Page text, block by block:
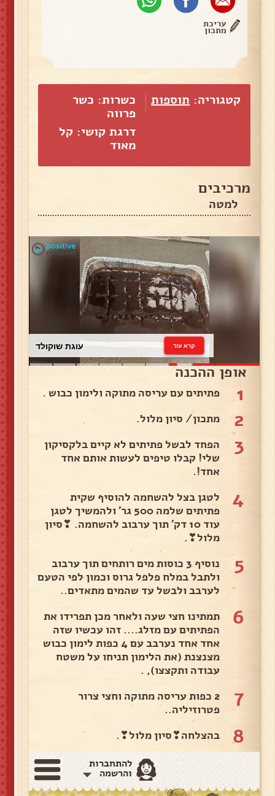
עריכת
מתכון
קטגוריה: תוספות
כשרות: כשר
פרווה
דרגת קושי: קל
מאוד
מרכיבים
למטה
עוגת שוקולד קרא עוד
אופן ההכנה
1 פתיתים עם עריסה מתוקה ולימון כבוש .
2 מתכון/ סיון מלול.
3
הפחד לבשל פתיתים לא קיים בלקסיקון
שלי! קבלו טיפים לעשות אותם אחד
אחד!.
4
לטגן בצל להשחמה להוסיף שקית
פתיתים שלמה 500 גר' ולהמשיך לטגן
עוד 10 דק' תוך ערבוב להשחמה. ❣סיון
מלול❣.
5
נוסיף 3 כוסות מים רותחים תוך ערבוב
ולתבל במלח פלפל גרוס וכמון לפי הטעם
לערבב ולבשל עד שהמים מתאדים..
6
תמתינו חצי שעה ולאחר מכן תפרידו את
הפתיתים עם מזלג.... זהו עכשיו שזה
אחד אחד נערבב עם 4 כפות לימון כבוש
מצנצנת (את הלימון תניחו על משטח
עבודה ותקצצו), .
7
2 כפות עריסה מתוקה וחצי צרור
פטרוזיליה..
8 בהצלחה❣סיון מלול❣.
להתחברות
והרשמה